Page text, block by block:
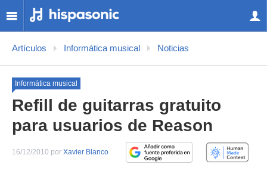
Artículos Informática musical Noticias
Informática musical
Refill de guitarras gratuito
para usuarios de Reason
16/12/2010 por Xavier Blanco